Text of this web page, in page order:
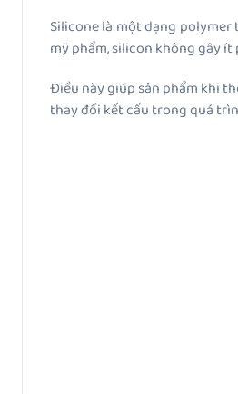
Silicone là một dạng
mỹ phẩm, silicon không gây
Điều này giúp sản phẩm khi
thay đổi kết cấu trong quá